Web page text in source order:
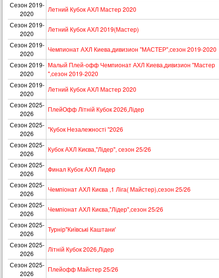
Сезон 2019-
2020
Летний Кубок АХЛ Мастер 2020
Сезон 2019-
2020
Летний Кубок АХЛ 2019(Мастер)
Сезон 2019-
2020
Чемпионат АХЛ Киева,дивизион "МАСТЕР",сезон 2019-2020
Сезон 2019-
2020
Малый Плей-офф Чемпионат АХЛ Киева,дивизион "Мастер
",сезон 2019-2020
Сезон 2019-
2020
Летний Кубок АХЛ Мастер 2020
Сезон 2025-
2026
ПлейОфф Літній Кубок 2026,Лідер
Сезон 2025-
2026
"Кубок Незалежності "2026
Сезон 2025-
2026
Кубок АХЛ Києва,"Лідер", сезон 25/26
Сезон 2025-
2026
Финал Кубок АХЛ Лидер
Сезон 2025-
2026
Чемпіонат АХЛ Києва ,1 Ліга( Майстер),сезон 25/26
Сезон 2025-
2026
Чемпіонат АХЛ Києва,"Лідер",сезон 25/26
Сезон 2025-
2026
Турнір"Київські Каштани'
Сезон 2025-
2026
Літній Кубок 2026,Лідер
Сезон 2025-
2026
Плейофф Майстер 25/26